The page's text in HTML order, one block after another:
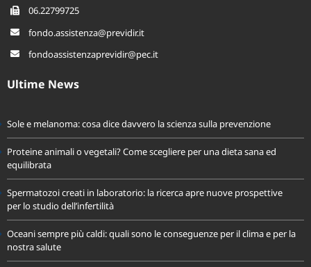
Sole e melanoma: cosa dice davvero la scienza sulla prevenzione
Proteine animali o vegetali? Come scegliere per una dieta sana ed
equilibrata
Spermatozoi creati in laboratorio: la ricerca apre nuove prospettive
per lo studio dell’infertilità
Oceani sempre più caldi: quali sono le conseguenze per il clima e per la
nostra salute